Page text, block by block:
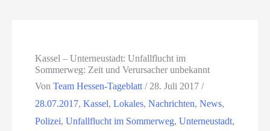
Kassel – Unterneustadt: Unfallflucht im
Sommerweg: Zeit und Verursacher unbekannt
VonTeam Hessen-Tageblatt/ 28. Juli 2017/
28.07.2017,Kassel,Lokales,Nachrichten,News,
Polizei,Unfallflucht im Sommerweg,Unterneustadt,